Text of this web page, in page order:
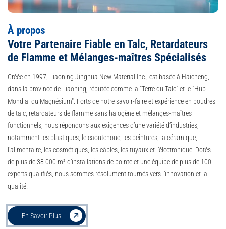
À propos
Votre Partenaire Fiable en Talc, Retardateurs
de Flamme et Mélanges-maîtres Spécialisés
Créée en 1997, Liaoning Jinghua New Material Inc., est basée à Haicheng,
dans la province de Liaoning, réputée comme la "Terre du Talc" et le "Hub
Mondial du Magnésium". Forts de notre savoir-faire et expérience en poudres
de talc, retardateurs de flamme sans halogène et mélanges-maîtres
fonctionnels, nous répondons aux exigences d’une variété d’industries,
notamment les plastiques, le caoutchouc, les peintures, la céramique,
l’alimentaire, les cosmétiques, les câbles, les tuyaux et l’électronique. Dotés
de plus de 38 000 m² d’installations de pointe et une équipe de plus de 100
experts qualifiés, nous sommes résolument tournés vers l’innovation et la
qualité.
En Savoir Plus